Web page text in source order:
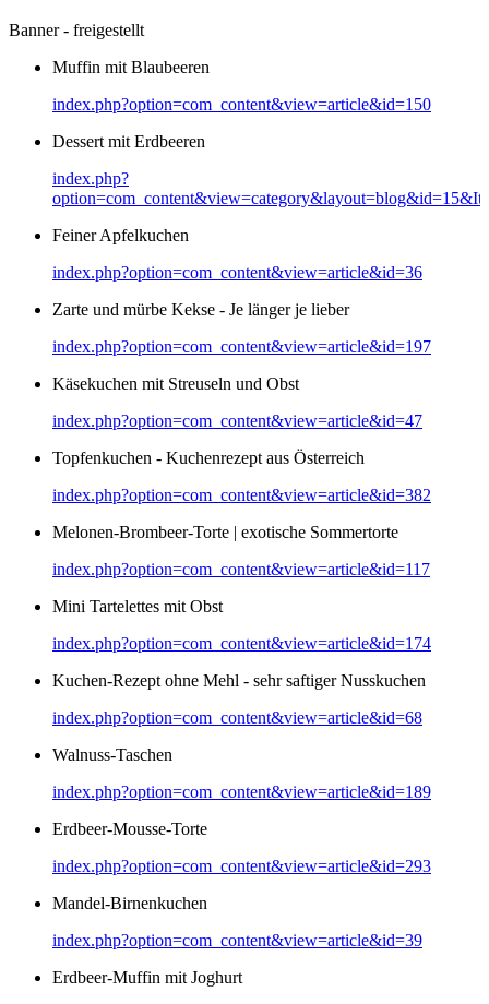
Banner - freigestellt
Muffin mit Blaubeeren
index.php?option=com_content&view=article&id=150
Dessert mit Erdbeeren
index.php?
Feiner Apfelkuchen
index.php?option=com_content&view=article&id=36
Zarte und mürbe Kekse - Je länger je lieber
index.php?option=com_content&view=article&id=197
Käsekuchen mit Streuseln und Obst
index.php?option=com_content&view=article&id=47
Topfenkuchen - Kuchenrezept aus Österreich
index.php?option=com_content&view=article&id=382
Melonen-Brombeer-Torte | exotische Sommertorte
index.php?option=com_content&view=article&id=117
Mini Tartelettes mit Obst
index.php?option=com_content&view=article&id=174
Kuchen-Rezept ohne Mehl - sehr saftiger Nusskuchen
index.php?option=com_content&view=article&id=68
Walnuss-Taschen
index.php?option=com_content&view=article&id=189
Erdbeer-Mousse-Torte
index.php?option=com_content&view=article&id=293
Mandel-Birnenkuchen
index.php?option=com_content&view=article&id=39
Erdbeer-Muffin mit Joghurt